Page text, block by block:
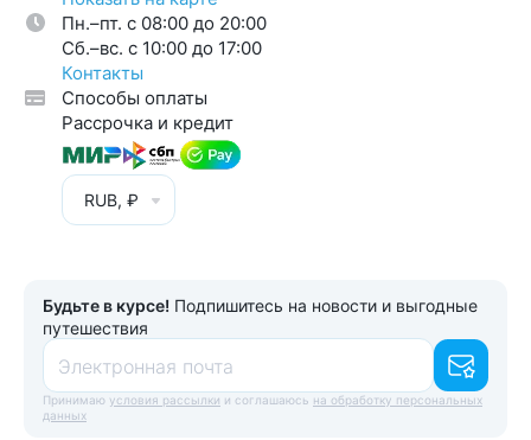
Пн.–пт. с 08:00 до 20:00
Cб.–вс. с 10:00 до 17:00
Контакты
Способы оплаты
Рассрочка и кредит
RUB, ₽
Будьте в курсе! Подпишитесь на новости и выгодные
путешествия
Электронная почта
Принимаю условия рассылки и соглашаюсь на обработку персональных
данных